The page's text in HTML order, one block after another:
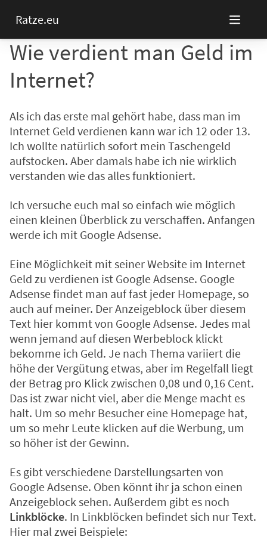
Ratze.eu
Wie verdient man Geld im
Internet?
Als ich das erste mal gehört habe, dass man im
Internet Geld verdienen kann war ich 12 oder 13.
Ich wollte natürlich sofort mein Taschengeld
aufstocken. Aber damals habe ich nie wirklich
verstanden wie das alles funktioniert.
Ich versuche euch mal so einfach wie möglich
einen kleinen Überblick zu verschaffen. Anfangen
werde ich mit Google Adsense.
Eine Möglichkeit mit seiner Website im Internet
Geld zu verdienen ist Google Adsense. Google
Adsense findet man auf fast jeder Homepage, so
auch auf meiner. Der Anzeigeblock über diesem
Text hier kommt von Google Adsense. Jedes mal
wenn jemand auf diesen Werbeblock klickt
bekomme ich Geld. Je nach Thema variiert die
höhe der Vergütung etwas, aber im Regelfall liegt
der Betrag pro Klick zwischen 0,08 und 0,16 Cent.
Das ist zwar nicht viel, aber die Menge macht es
halt. Um so mehr Besucher eine Homepage hat,
um so mehr Leute klicken auf die Werbung, um
so höher ist der Gewinn.
Es gibt verschiedene Darstellungsarten von
Google Adsense. Oben könnt ihr ja schon einen
Anzeigeblock sehen. Außerdem gibt es noch
Linkblöcke. In Linkblöcken befindet sich nur Text.
Hier mal zwei Beispiele: